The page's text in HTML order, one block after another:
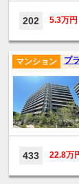
202 5.3万円
プ
マンション
433 22.8万